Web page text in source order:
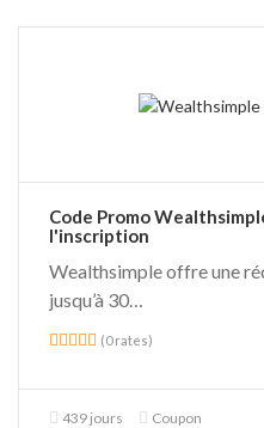
Code Promo
l'inscription
Wealthsimple offre une
jusqu’à 30…
(0 rates)
439 jours Coupon